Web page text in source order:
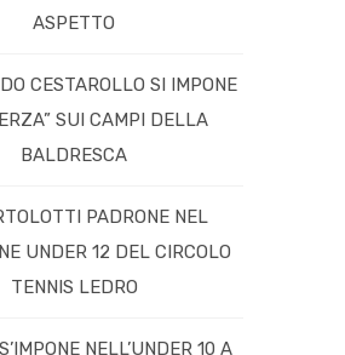
ASPETTO
CESTAROLLO SI IMPONE
SUI CAMPI DELLA
BALDRESCA
PADRONE NEL
UNDER 12 DEL CIRCOLO
TENNIS LEDRO
NELL’UNDER 10 A